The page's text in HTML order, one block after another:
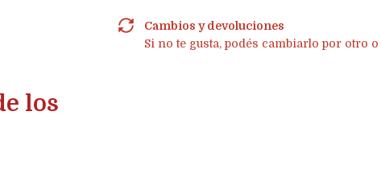
los
Cambios y devoluciones
Si no te gusta, podés cambiarlo por otro